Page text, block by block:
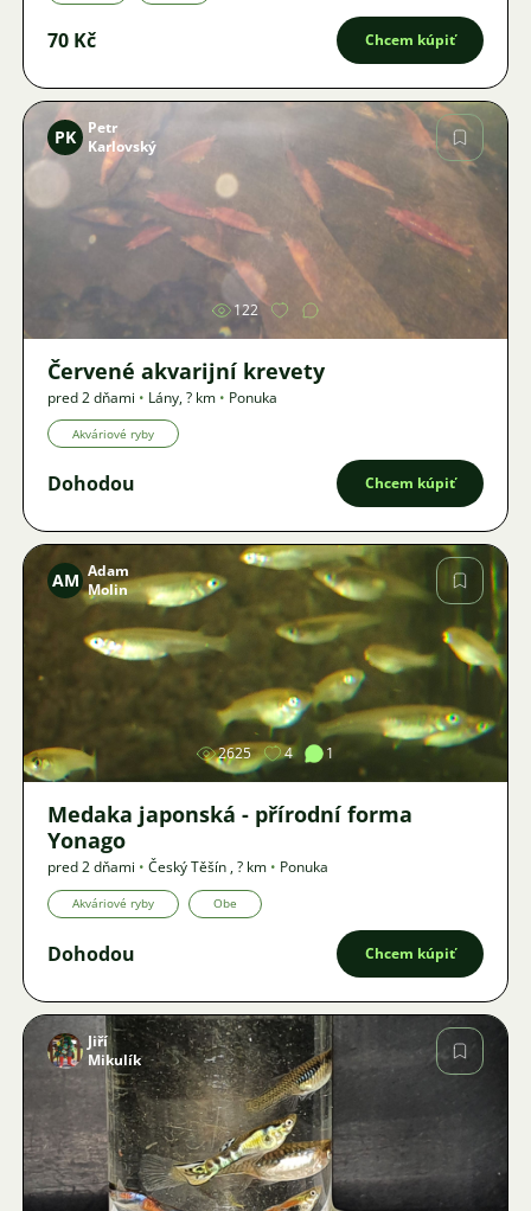
70 Kč Chcem kúpiť
Obrázok
PK
Petr
Karlovský
122
Červené akvarijní krevety
pred 2 dňami • Lány,? km • Ponuka
Akváriové ryby
Dohodou Chcem kúpiť
Obrázok
AM Adam
Molin
2625 4 1
Medaka japonská - přírodní forma
Yonago
pred 2 dňami • Český Těšín ,? km • Ponuka
Akváriové ryby Obe
Dohodou Chcem kúpiť
Obrázok
Jiří
Mikulík